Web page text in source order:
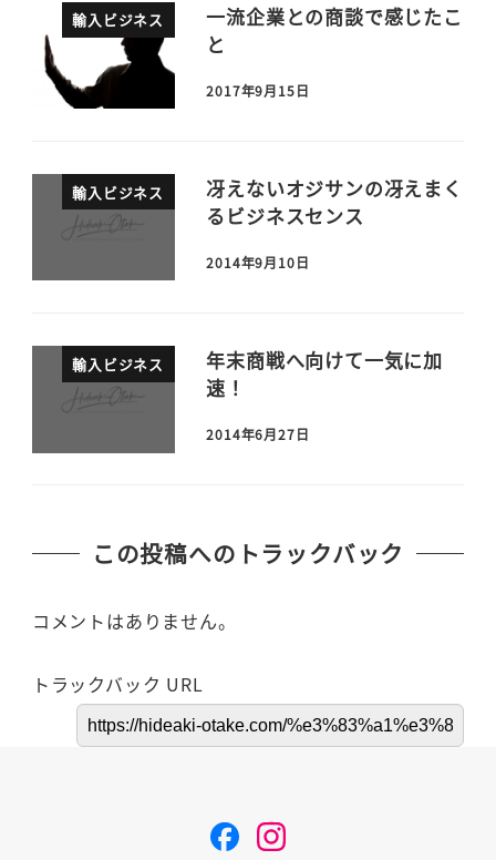
輸入ビジネス
一流企業との商談で感じたこ
と
2017年9月15日
輸入ビジネス
冴えないオジサンの冴えまく
るビジネスセンス
2014年9月10日
輸入ビジネス
年末商戦へ向けて一気に加
速！
2014年6月27日
この投稿へのトラックバック
コメントはありません。
トラックバック URL
F I